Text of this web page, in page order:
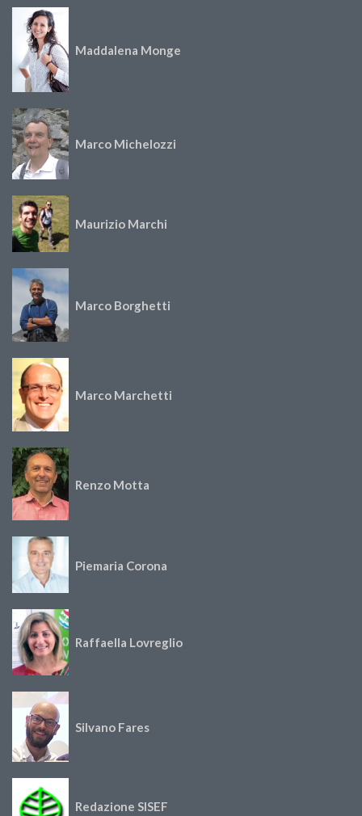
Maddalena Monge
Marco Michelozzi
Maurizio Marchi
Marco Borghetti
Marco Marchetti
Renzo Motta
Piemaria Corona
Raffaella Lovreglio
Silvano Fares
Redazione SISEF